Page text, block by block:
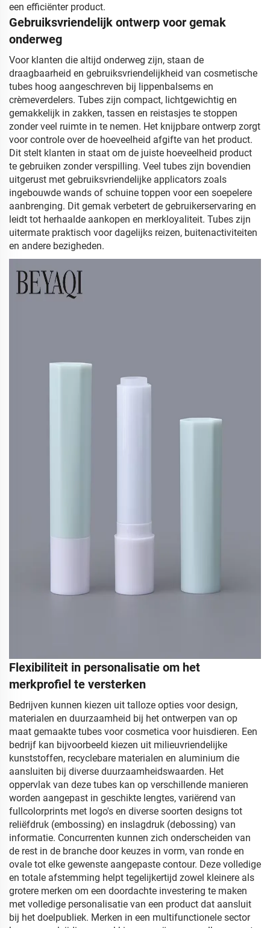
een efficiënter product.
Gebruiksvriendelijk ontwerp voor gemak
onderweg
Voor klanten die altijd onderweg zijn, staan de
draagbaarheid en gebruiksvriendelijkheid van cosmetische
tubes hoog aangeschreven bij lippenbalsems en
crèmeverdelers. Tubes zijn compact, lichtgewichtig en
gemakkelijk in zakken, tassen en reistasjes te stoppen
zonder veel ruimte in te nemen. Het knijpbare ontwerp zorgt
voor controle over de hoeveelheid afgifte van het product.
Dit stelt klanten in staat om de juiste hoeveelheid product
te gebruiken zonder verspilling. Veel tubes zijn bovendien
uitgerust met gebruiksvriendelijke applicators zoals
ingebouwde wands of schuine toppen voor een soepelere
aanbrenging. Dit gemak verbetert de gebruikerservaring en
leidt tot herhaalde aankopen en merkloyaliteit. Tubes zijn
uitermate praktisch voor dagelijks reizen, buitenactiviteiten
en andere bezigheden.
Flexibiliteit in personalisatie om het
merkprofiel te versterken
Bedrijven kunnen kiezen uit talloze opties voor design,
materialen en duurzaamheid bij het ontwerpen van op
maat gemaakte tubes voor cosmetica voor huisdieren. Een
bedrijf kan bijvoorbeeld kiezen uit milieuvriendelijke
kunststoffen, recyclebare materialen en aluminium die
aansluiten bij diverse duurzaamheidswaarden. Het
oppervlak van deze tubes kan op verschillende manieren
worden aangepast in geschikte lengtes, variërend van
fullcolorprints met logo's en diverse soorten designs tot
reliëfdruk (embossing) en inslagdruk (debossing) van
informatie. Concurrenten kunnen zich onderscheiden van
de rest in de branche door keuzes in vorm, van ronde en
ovale tot elke gewenste aangepaste contour. Deze volledige
en totale afstemming helpt tegelijkertijd zowel kleinere als
grotere merken om een doordachte investering te maken
met volledige personalisatie van een product dat aansluit
bij het doelpubliek. Merken in een multifunctionele sector